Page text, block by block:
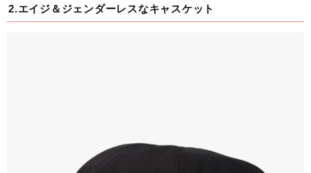
2.エイジ＆ジェンダーレスなキャスケット